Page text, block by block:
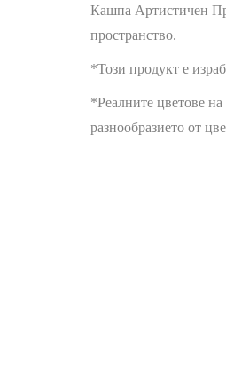
Кашпа Артистичен
пространство.
*Този продукт е
*Реалните цветове
разнообразието от